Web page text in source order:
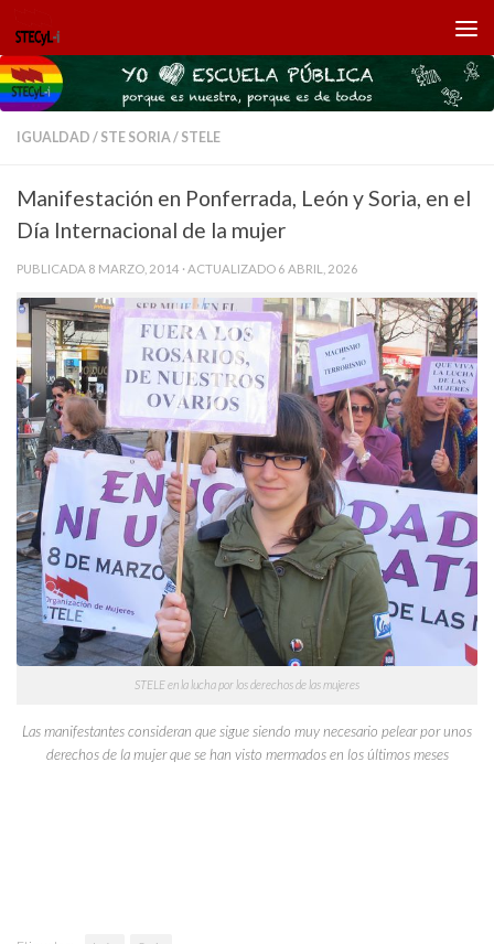
Saltar al contenido
IGUALDAD / STE SORIA / STELE
Manifestación en Ponferrada, León y Soria, en el
Día Internacional de la mujer
PUBLICADA 8 MARZO, 2014 · ACTUALIZADO 6 ABRIL, 2026
STELE en la lucha por los derechos de las mujeres
Las manifestantes consideran que sigue siendo muy necesario pelear por unos
derechos de la mujer que se han visto mermados en los últimos meses